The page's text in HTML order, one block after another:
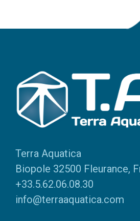
Terra Aquatica
Biopole 32500 Fleurance,
+33.5.62.06.08.30
info@terraaquatica.com